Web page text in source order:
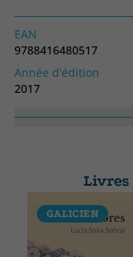
EAN
9788416480517
Année d'édition
2017
Livres
GALICIEN